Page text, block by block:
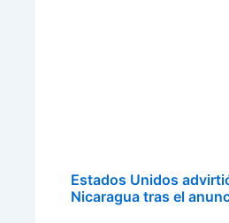
Estados Unidos
Nicaragua tras el